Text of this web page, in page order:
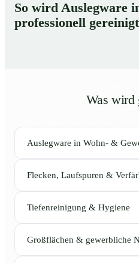
So wird Auslegware
professionell gereinigt
Was wird
Auslegware in Wohn- &
Flecken, Laufspuren &
Tiefenreinigung & Hygiene
Großflächen & gewerbliche